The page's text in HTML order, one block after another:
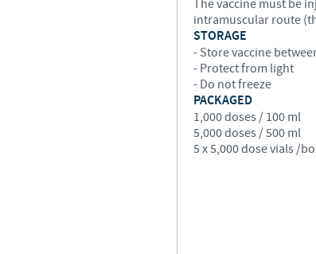
The vaccine must be
intramuscular route
STORAGE
- Store vaccine
- Protect from light
- Do not freeze
PACKAGED
1,000 doses / 100 ml
5,000 doses / 500 ml
5 x 5,000 dose vials /